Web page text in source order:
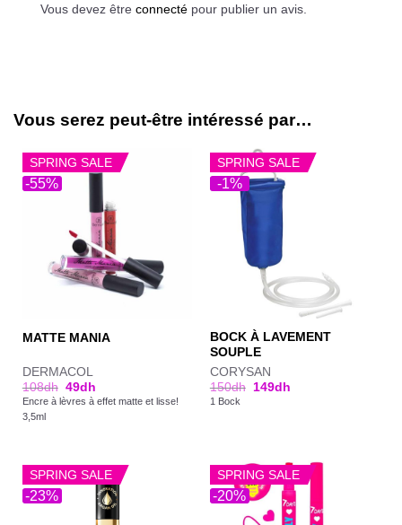
Vous devez être connecté pour publier un avis.
Vous serez peut-être intéressé par…
-55%
SPRING SALE
MATTE MANIA
DERMACOL
108dh 49dh
Encre à lèvres à effet matte et lisse!
3,5ml
-1%
SPRING SALE
BOCK À LAVEMENT
SOUPLE
CORYSAN
150dh 149dh
1 Bock
-23%
SPRING SALE
-20%
SPRING SALE